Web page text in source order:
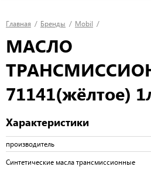
Главная / Бренды / Mobil /
МАСЛО
71141(жёлтое)
Характеристики
производитель
Синтетические масла трансмиссионные